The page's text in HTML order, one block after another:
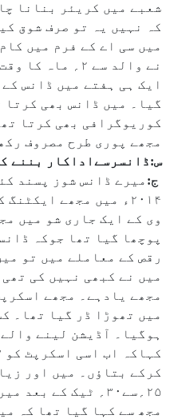
شعبے میں کریئر بنانا
کہ نہیں یہ تو صرف شوق
میں سی اے کے فرم میں
نے والد سے ۲؍
ایک ہی ہفتے میں ڈانس
گیا۔ میں ڈانس بھی کرتا
کوریوگرافی بھی کرتا
مجھے پوری طرح مصروف
س:ڈانسرسےاداکار بننے
ج: میرے ڈانس شوز پسند
۲۰۱۴ء میں مجھے
وی کے ایک جاری شو میں
پوچھا گیا تھا جوکہ
رقص کے معاملے میں تو
میں نے کبھی نہیں کی
مجھے یادہے۔ مجھے
میں تھوڑا ڈر گیا تھا۔
ہوگیا۔ آڈیشن لینے
کرکے بتاؤں۔ میں اور
۲۵؍سے۳۰؍ ٹیک کے
مجھ سے کہا گیا تھا کہ